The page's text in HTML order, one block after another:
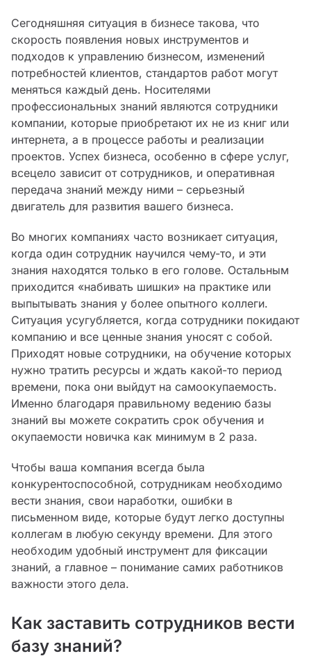
Сегодняшняя ситуация в бизнесе такова, что
скорость появления новых инструментов и
подходов к управлению бизнесом, изменений
потребностей клиентов, стандартов работ могут
меняться каждый день. Носителями
профессиональных знаний являются сотрудники
компании, которые приобретают их не из книг или
интернета, а в процессе работы и реализации
проектов. Успех бизнеса, особенно в сфере услуг,
всецело зависит от сотрудников, и оперативная
передача знаний между ними – серьезный
двигатель для развития вашего бизнеса.
Во многих компаниях часто возникает ситуация,
когда один сотрудник научился чему-то, и эти
знания находятся только в его голове. Остальным
приходится «набивать шишки» на практике или
выпытывать знания у более опытного коллеги.
Ситуация усугубляется, когда сотрудники покидают
компанию и все ценные знания уносят с собой.
Приходят новые сотрудники, на обучение которых
нужно тратить ресурсы и ждать какой-то период
времени, пока они выйдут на самоокупаемость.
Именно благодаря правильному ведению базы
знаний вы можете сократить срок обучения и
окупаемости новичка как минимум в 2 раза.
Чтобы ваша компания всегда была
конкурентоспособной, сотрудникам необходимо
вести знания, свои наработки, ошибки в
письменном виде, которые будут легко доступны
коллегам в любую секунду времени. Для этого
необходим удобный инструмент для фиксации
знаний, а главное – понимание самих работников
важности этого дела.
Как заставить сотрудников вести
базу знаний?